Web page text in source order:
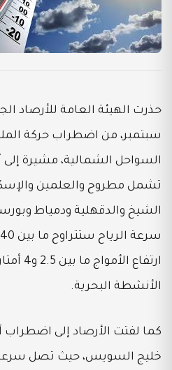
سبتمبر، من اضطراب حركة
السواحل الشمالية، مشيرة إلى
تشمل مطروح والعلمين
الشيخ والدقهلية ودمياط
الأنشطة البحرية.
كما لفتت الأرصاد إلى